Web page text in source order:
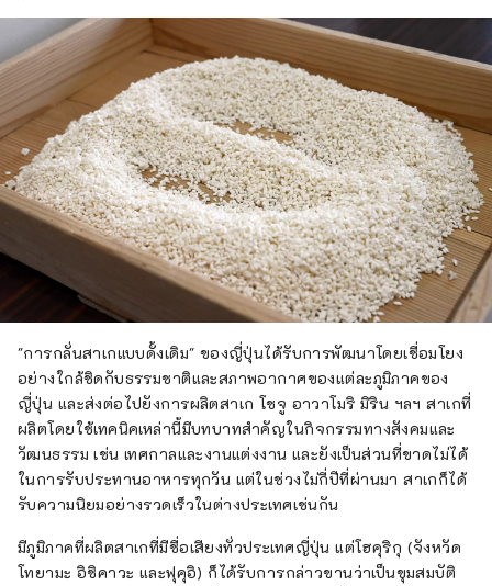
"การกลั่นสาเกแบบดั้งเดิม" ของญี่ปุ่นได้รับการพัฒนาโดยเชื่อมโยง
อย่างใกล้ชิดกับธรรมชาติและสภาพอากาศของแต่ละภูมิภาคของ
ญี่ปุ่น และส่งต่อไปยังการผลิตสาเก โชจู อาวาโมริ มิริน ฯลฯ สาเกที่
ผลิตโดยใช้เทคนิคเหล่านี้มีบทบาทสำคัญในกิจกรรมทางสังคมและ
วัฒนธรรม เช่น เทศกาลและงานแต่งงาน และยังเป็นส่วนที่ขาดไม่ได้
ในการรับประทานอาหารทุกวัน แต่ในช่วงไม่กี่ปีที่ผ่านมา สาเกก็ได้
รับความนิยมอย่างรวดเร็วในต่างประเทศเช่นกัน
มีภูมิภาคที่ผลิตสาเกที่มีชื่อเสียงทั่วประเทศญี่ปุ่น แต่โฮคุริกุ (จังหวัด
โทยามะ อิชิคาวะ และฟุคุอิ) ก็ได้รับการกล่าวขานว่าเป็นขุมสมบัติ